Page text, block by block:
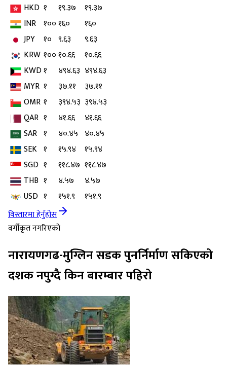
HKD १ १९.३७
१९.३७
INR १००१६०
१६०
JPY
१० ९.६३
९.६३
KRW १००१०.६६
१०.६६
KWD१ ४९४.६३ ४९४.६३
MYR १ ३७.११
३७.११
OMR १ ३९४.५३ ३९४.५३
QAR १ ४१.६६
४१.६६
SAR १ ४०.४५ ४०.४५
SEK १ १५.९४
१५.९४
SGD १ ११८.४७ ११८.४७
THB १ ४.५७
४.५७
USD १ १५१.९
१५१.९
विस्तारमा हेर्नुहोस
वर्गीकृत नगरिएको
नारायणगढ-मुग्लिन सडक पुनर्निर्माण सकिएको
दशक नपुग्दै किन बारम्बार पहिरो